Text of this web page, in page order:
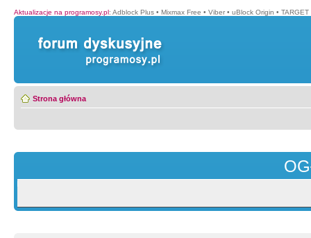
Aktualizacje na programosy.pl: Adblock Plus • Mixmax Free • Viber • uBlock Origin •
Strona główna